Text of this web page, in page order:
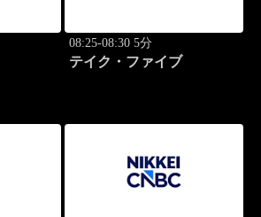
08:25-08:30 5分
テイク・ファイブ